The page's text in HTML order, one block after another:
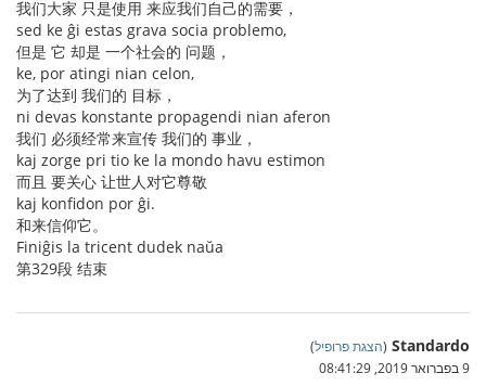
我们大家 只是使用 来应我们自己的需要，
sed ke ĝi estas grava socia problemo,
但是 它 却是 一个社会的 问题，
ke, por atingi nian celon,
为了达到 我们的 目标，
ni devas konstante propagendi nian aferon
我们 必须经常来宣传 我们的 事业，
kaj zorge pri tio ke la mondo havu estimon
而且 要关心 让世人对它尊敬
kaj konfidon por ĝi.
和来信仰它。
Finiĝis la tricent dudek naŭa
第329段 结束
Standardo
(הצגת פרופיל)
9 בפברואר 2019, 08:41:29